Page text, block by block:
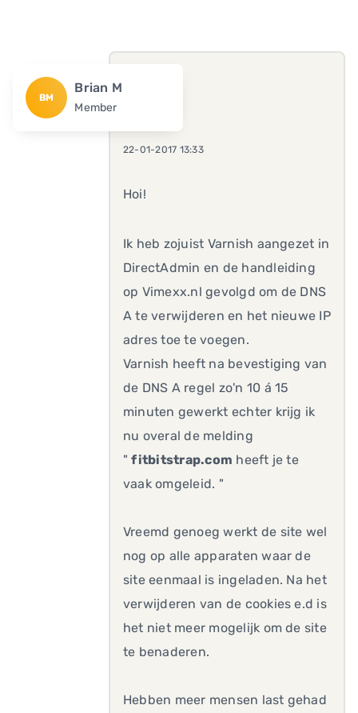
BM
Brian M
Member
22-01-2017 13:33
Hoi!
Ik heb zojuist Varnish aangezet in
DirectAdmin en de handleiding
op Vimexx.nl gevolgd om de DNS
A te verwijderen en het nieuwe IP
adres toe te voegen.
Varnish heeft na bevestiging van
de DNS A regel zo'n 10 á 15
minuten gewerkt echter krijg ik
nu overal de melding
"fitbitstrap.com heeft je te
vaak omgeleid. "
Vreemd genoeg werkt de site wel
nog op alle apparaten waar de
site eenmaal is ingeladen. Na het
verwijderen van de cookies e.d is
het niet meer mogelijk om de site
te benaderen.
Hebben meer mensen last gehad